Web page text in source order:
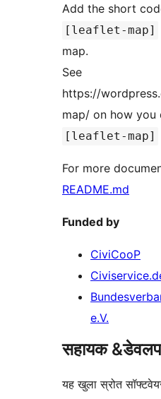
Add the short
[leaflet-map]
map.
See
https://
map/ on how you
[leaflet-map]
For more
README.md
Funded by
CiviCooP
e.V.
सहायक
यह खुला स्रोत